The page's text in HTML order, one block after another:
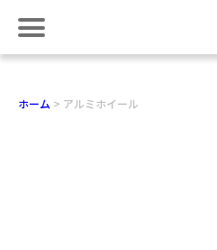
ホーム アルミホイール